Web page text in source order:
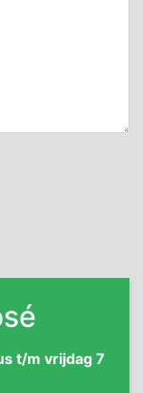
t/m vrijdag 7